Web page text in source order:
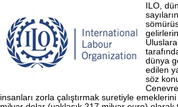
ILO,
dünya
edilen
söz
insanları zorla çalıştırmak suretiyle